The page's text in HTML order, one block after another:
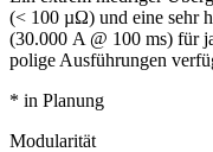
(< 100 µΩ) und eine sehr
(30.000 A @ 100 ms) für
polige Ausführungen
* in Planung
Modularität